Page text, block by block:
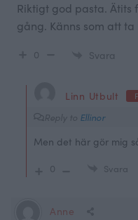
Riktigt god pasta.
gång. Känns som att
0 Svara
Linn Utbult
Reply to Ellinor
Men det här gör mig
0
Svara
Anne